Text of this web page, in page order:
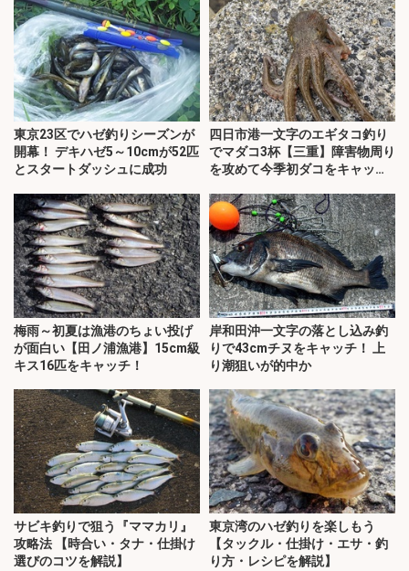
東京23区でハゼ釣りシーズンが
開幕！ デキハゼ5～10cmが52匹
とスタートダッシュに成功
四日市港一文字のエギタコ釣り
でマダコ3杯【三重】障害物周り
を攻めて今季初ダコをキャッ
梅雨～初夏は漁港のちょい投げ
が面白い【田ノ浦漁港】15cm級
キス16匹をキャッチ！
岸和田沖一文字の落とし込み釣
りで43cmチヌをキャッチ！ 上
り潮狙いが的中か
サビキ釣りで狙う『ママカリ』
攻略法 【時合い・タナ・仕掛け
選びのコツを解説】
東京湾のハゼ釣りを楽しもう
【タックル・仕掛け・エサ・釣
り方・レシピを解説】